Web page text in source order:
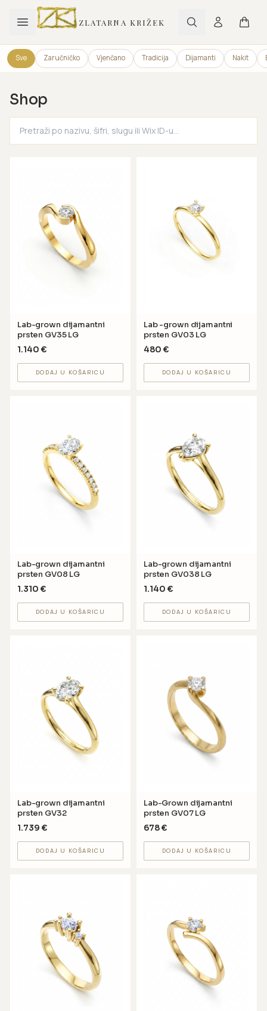
ZLATARNA KRIŽEK
Sve Zaručničko Vjenčano Tradicija Dijamanti Nakit
Shop
Lab-grown dijamantni
prsten GV35 LG
1.140 €
DODAJ U KOŠARICU
Lab -grown dijamantni
prsten GV03 LG
480 €
DODAJ U KOŠARICU
Lab-grown dijamantni
prsten GV08 LG
1.310 €
DODAJ U KOŠARICU
Lab-grown dijamantni
prsten GV038 LG
1.140 €
DODAJ U KOŠARICU
Lab-grown dijamantni
prsten GV32
1.739 €
DODAJ U KOŠARICU
Lab-Grown dijamantni
prsten GV07 LG
678€
DODAJ U KOŠARICU